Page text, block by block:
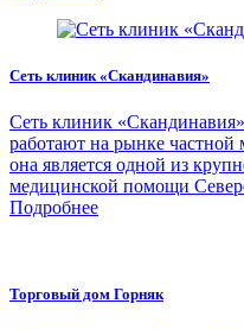
Сеть клиник «Скандинавия»
Сеть клиник
работают на рынке
она является одной из
медицинской помощи
Подробнее
Торговый дом Горняк